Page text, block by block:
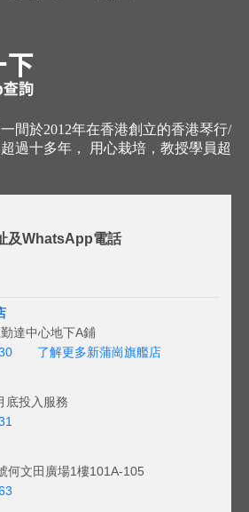
間於2012年在香港創立的香港琴行/
過十多年， 用心栽培，教授學員超
及WhatsApp電話
達中心地下A鋪
了解更多新蒲崗旗艦店
底投入服務
何文田廣場1樓101A-105